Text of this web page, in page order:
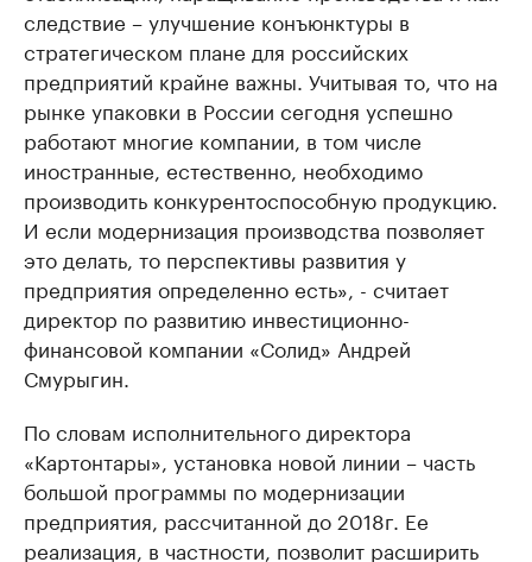
следствие – улучшение конъюнктуры в
стратегическом плане для российских
предприятий крайне важны. Учитывая то, что на
рынке упаковки в России сегодня успешно
работают многие компании, в том числе
иностранные, естественно, необходимо
производить конкурентоспособную продукцию.
И если модернизация производства позволяет
это делать, то перспективы развития у
предприятия определенно есть», - считает
директор по развитию инвестиционно-
финансовой компании «Солид» Андрей
Смурыгин.
По словам исполнительного директора
«Картонтары», установка новой линии – часть
большой программы по модернизации
предприятия, рассчитанной до 2018г. Ее
реализация, в частности, позволит расширить